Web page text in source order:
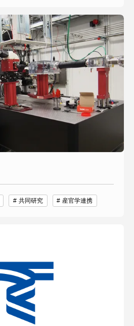
共同研究 産官学連携